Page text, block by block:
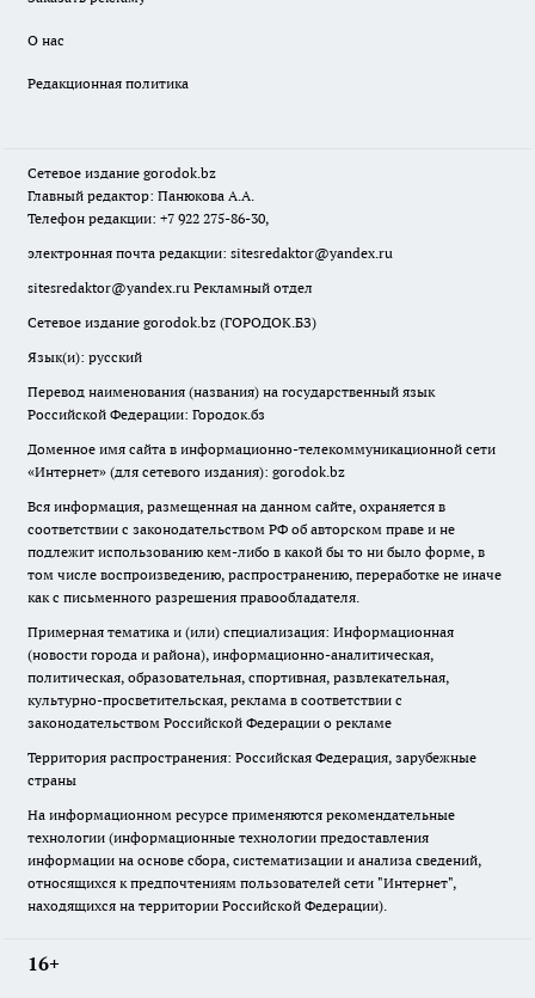
О нас
Редакционная политика
Сетевое издание gorodok.bz
Главный редактор: Панюкова А.А.
Телефон редакции: +7 922 275-86-30,
электронная почта редакции: sitesredaktor@yandex.ru
sitesredaktor@yandex.ru Рекламный отдел
Сетевое издание gorodok.bz (ГОРОДОК.БЗ)
Язык(и): русский
Перевод наименования (названия) на государственный язык
Российской Федерации: Городок.бз
Доменное имя сайта в информационно-телекоммуникационной сети
«Интернет» (для сетевого издания): gorodok.bz
Вся информация, размещенная на данном сайте, охраняется в
соответствии с законодательством РФ об авторском праве и не
подлежит использованию кем-либо в какой бы то ни было форме, в
том числе воспроизведению, распространению, переработке не иначе
как с письменного разрешения правообладателя.
Примерная тематика и (или) специализация: Информационная
(новости города и района), информационно-аналитическая,
политическая, образовательная, спортивная, развлекательная,
культурно-просветительская, реклама в соответствии с
законодательством Российской Федерации о рекламе
Территория распространения: Российская Федерация, зарубежные
страны
На информационном ресурсе применяются рекомендательные
технологии (информационные технологии предоставления
информации на основе сбора, систематизации и анализа сведений,
относящихся к предпочтениям пользователей сети "Интернет",
находящихся на территории Российской Федерации).
16+